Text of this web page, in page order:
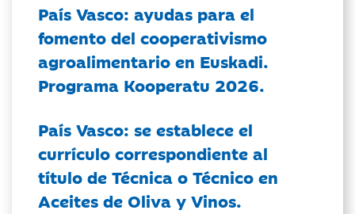
País Vasco: ayudas para el
fomento del cooperativismo
agroalimentario en Euskadi.
Programa Kooperatu 2026.
País Vasco: se establece el
currículo correspondiente al
título de Técnica o Técnico en
Aceites de Oliva y Vinos.